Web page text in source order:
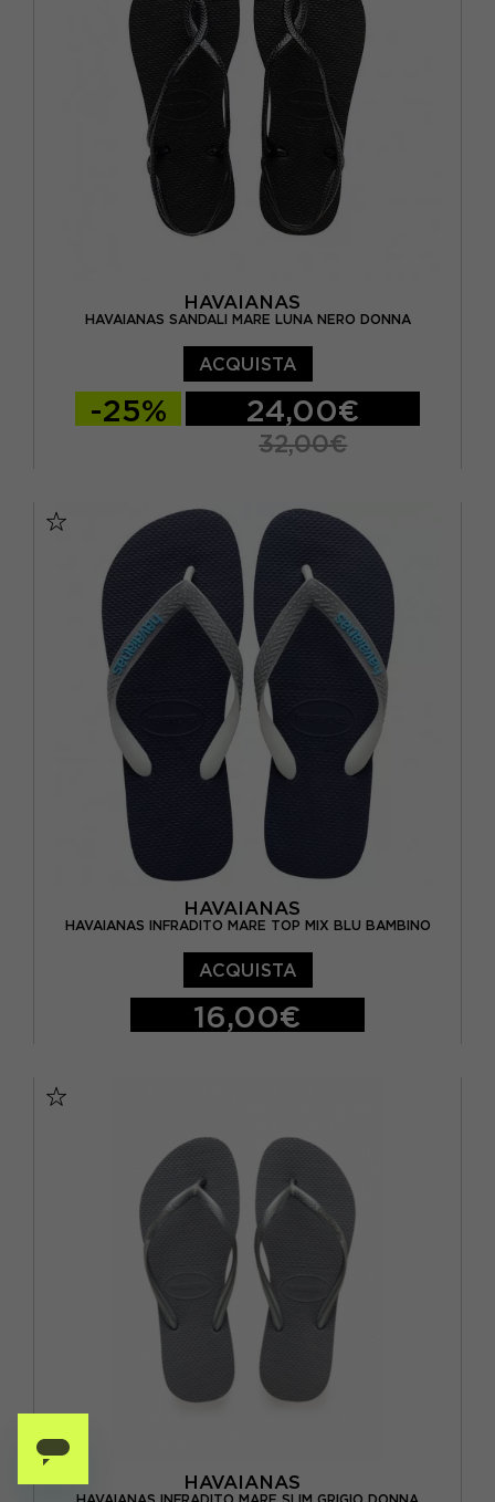
BRASIL 39/40 - EUR 41/42
BRASIL 41/42 - EUR 43/44
HAVAIANAS
HAVAIANAS SANDALI MARE LUNA NERO DONNA
BRASIL 35/36 - EUR 37/38
BRASIL 37/38 - EUR 39/40
BRASIL 39/40 - EUR 41/42
BRASIL 41/42 - EUR 43/44
ACQUISTA
-25% 24,00€
32,00€
HAVAIANAS
HAVAIANAS INFRADITO MARE TOP MIX BLU BAMBINO
BRASIL 27/28 - EUR 29/30
BRASIL 29/30 - EUR 31/32
BRASIL 31/32 - EUR 33/34
BRASIL 33/34 - EUR 35/36
BRASIL 35/36 - EUR 37/38
ACQUISTA
16,00€
HAVAIANAS